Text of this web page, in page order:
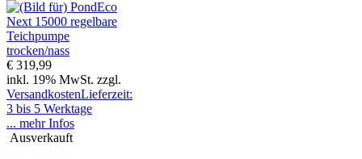
€ 319,99
inkl. 19% MwSt. zzgl.
VersandkostenLieferzeit:
3 bis 5 Werktage
... mehr Infos
Ausverkauft